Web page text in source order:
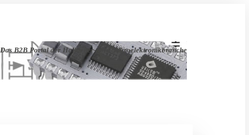
Das B2B Portal der Halbleiter- und Mikroelektronikbranche